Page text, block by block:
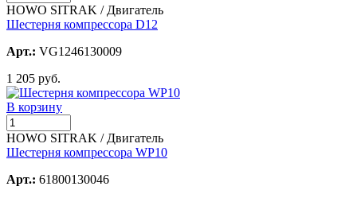
HOWO SITRAK / Двигатель
Шестерня компрессора D12
Арт.: VG1246130009
1 205 руб.
В корзину
HOWO SITRAK / Двигатель
Шестерня компрессора WP10
Арт.: 61800130046